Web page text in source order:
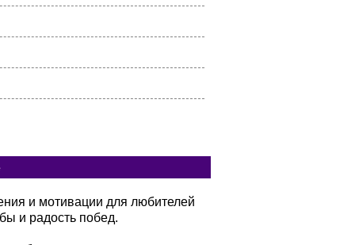
и мотивации для любителей
и радость побед.